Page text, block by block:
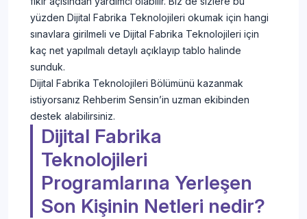
yüzden Dijital Fabrika Teknolojileri okumak için hangi
sınavlara girilmeli ve Dijital Fabrika Teknolojileri için
kaç net yapılmalı detaylı açıklayıp tablo halinde
sunduk.
Dijital Fabrika Teknolojileri Bölümünü kazanmak
istiyorsanız Rehberim Sensin’in uzman ekibinden
destek alabilirsiniz.
Dijital Fabrika
Teknolojileri
Programlarına Yerleşen
Son Kişinin Netleri nedir?